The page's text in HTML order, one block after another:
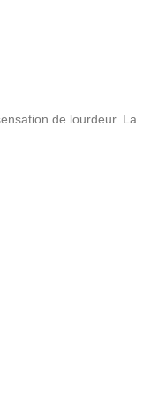
de lourdeur. La